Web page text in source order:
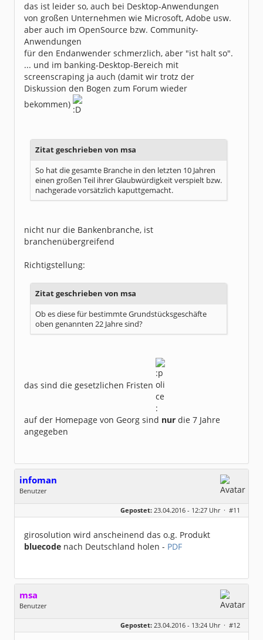
das ist leider so, auch bei Desktop-Anwendungen
von großen Unternehmen wie Microsoft, Adobe usw.
aber auch im OpenSource bzw. Community-
Anwendungen
für den Endanwender schmerzlich, aber "ist halt so".
... und im banking-Desktop-Bereich mit
screenscraping ja auch (damit wir trotz der
Diskussion den Bogen zum Forum wieder
bekommen)
Zitat geschrieben von msa
So hat die gesamte Branche in den letzten 10 Jahren
einen großen Teil ihrer Glaubwürdigkeit verspielt bzw.
nachgerade vorsätzlich kaputtgemacht.
nicht nur die Bankenbranche, ist
branchenübergreifend
Richtigstellung:
Zitat geschrieben von msa
Ob es diese für bestimmte Grundstücksgeschäfte
oben genannten 22 Jahre sind?
das sind die gesetzlichen Fristen
auf der Homepage von Georg sind nur die 7 Jahre
angegeben
infoman
Benutzer
Geschlecht:
Dabei seit:
06 / 2008
Gepostet: 23.04.2016 - 12:27 Uhr · #11
girosolution wird anscheinend das o.g. Produkt
bluecode nach Deutschland holen - PDF
msa
Benutzer
Alter:
64
Gepostet: 23.04.2016 - 13:24 Uhr · #12